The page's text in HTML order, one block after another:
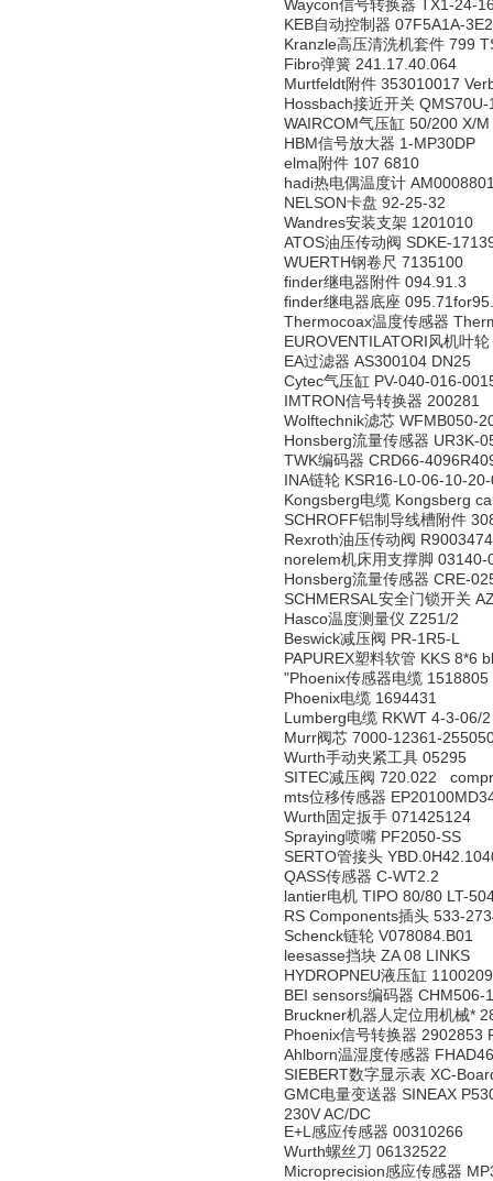
Waycon信号转换器 TX1-24-
KEB自动控制器 07F5A1A-
Kranzle高压清洗机套件 799
Fibro弹簧 241.17.40.064
Murtfeldt附件 353010017
Hossbach接近开关
WAIRCOM气压缸 50/200 X/M
HBM信号放大器 1-MP30DP
elma附件 107 6810
hadi热电偶温度计
NELSON卡盘 92-25-32
Wandres安装支架 1201010
ATOS油压传动阀 SDKE-
WUERTH钢卷尺 7135100
finder继电器附件 094.91.3
finder继电器底座
Thermocoax温度传感器
EUROVENTILATORI风机叶
EA过滤器 AS300104 DN25
Cytec气压缸 PV-040-016-
IMTRON信号转换器 200281
Wolftechnik滤芯 WFMB050-
Honsberg流量传感器 UR3K-
TWK编码器 CRD66-
INA链轮 KSR16-L0-06-10-
Kongsberg电缆 Kongsberg
SCHROFF铝制导线槽附件
Rexroth油压传动阀
norelem机床用支撑脚 03140-
Honsberg流量传感器 CRE-
SCHMERSAL安全门锁开关
Hasco温度测量仪 Z251/2
Beswick减压阀 PR-1R5-L
PAPUREX塑料软管 KKS 8*6
"Phoenix传感器电缆
Phoenix电缆 1694431
Lumberg电缆 RKWT 4-3-06/
Murr阀芯 7000-12361-
Wurth手动夹紧工具 05295
SITEC减压阀 720.022
mts位移传感器
Wurth固定扳手 071425124
Spraying喷嘴 PF2050-SS
SERTO管接头
QASS传感器 C-WT2.2
lantier电机 TIPO 80/80 LT-
RS Components插头 533-
Schenck链轮 V078084.B01
leesasse挡块 ZA 08 LINKS
HYDROPNEU液压缸
BEI sensors编码器 CHM506-
Bruckner机器人定位用机械*
Phoenix信号转换器 2902853
Ahlborn温湿度传感器
SIEBERT数字显示表 XC-
GMC电量变送器 SINEAX
230V AC/DC
E+L感应传感器 00310266
Wurth螺丝刀 06132522
Microprecision感应传感器